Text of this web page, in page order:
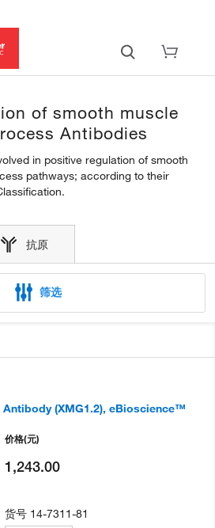
of smooth muscle
Antibodies
in positive regulation of smooth
pathways; according to their
抗原
筛选
(XMG1.2), eBioscience™
价格(元)
1,243.00
货号 14-7311-81